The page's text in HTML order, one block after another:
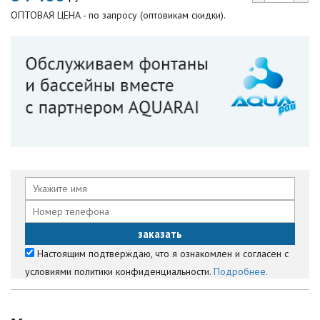
ОПТОВАЯ ЦЕНА - по запросу (оптовикам скидки).
Настоящим подтверждаю, что я ознакомлен и согласен с
условиями политики конфиденциальности. Подробнее.